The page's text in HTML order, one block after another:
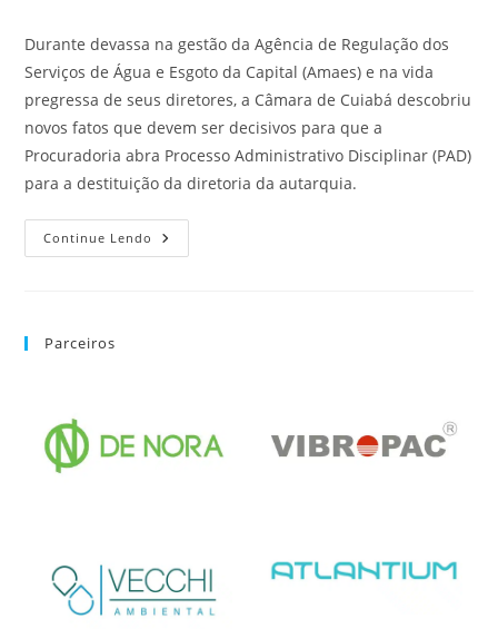
Durante devassa na gestão da Agência de Regulação dos
Serviços de Água e Esgoto da Capital (Amaes) e na vida
pregressa de seus diretores, a Câmara de Cuiabá descobriu
novos fatos que devem ser decisivos para que a
Procuradoria abra Processo Administrativo Disciplinar (PAD)
para a destituição da diretoria da autarquia.
Continue Lendo
Parceiros